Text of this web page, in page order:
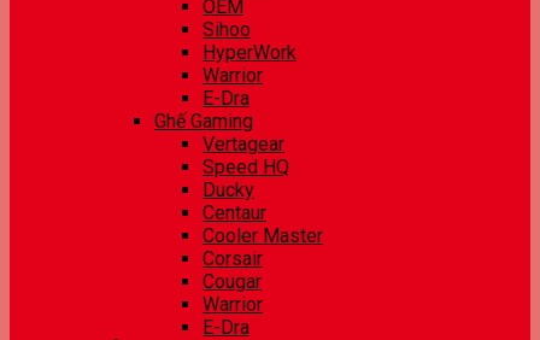
OEM
Sihoo
HyperWork
Warrior
E-Dra
Ghế Gaming
Vertagear
Speed HQ
Ducky
Centaur
Cooler Master
Corsair
Cougar
Warrior
E-Dra